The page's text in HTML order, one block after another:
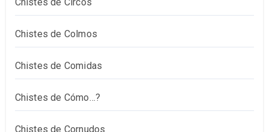
Chistes de Colmos
Chistes de Comidas
Chistes de Cómo…?
Chistes de Cornudos